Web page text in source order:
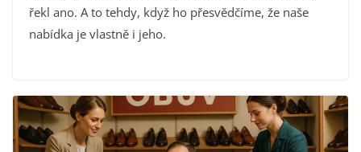
řekl ano. A to tehdy, když ho přesvědčíme, že naše
nabídka je vlastně i jeho.